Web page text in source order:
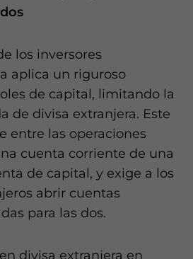
los inversores
aplica un riguroso
de capital, limitando la
de divisa extranjera. Este
entre las operaciones
cuenta corriente de una
de capital, y exige a los
abrir cuentas
para las dos.
divisa extranjera en